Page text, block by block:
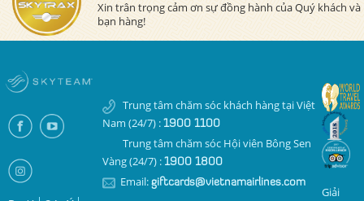
Hướng dẫn sử dụng
Liên hệ
Tiếng Việt
Tiếng Việt
English
Xin trân trọng cảm ơn sự đồng hành của Quý khách và
bạn hàng!
Trung tâm chăm sóc khách hàng tại Việt
Nam (24/7) : 1900 1100
Trung tâm chăm sóc Hội viên Bông Sen
Vàng (24/7) : 1900 1800
Email: giftcards@vietnamairlines.com
Giải